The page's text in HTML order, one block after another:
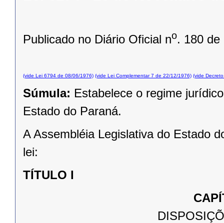
Publicado no Diário Oficial no. 180 de
(vide Lei 6794 de 08/06/1976) (vide Lei Complementar 7 de 22/12/1976) (vide
Súmula: Estabelece o regime
Estado do Paraná.
A Assembléia Legislativa do Estado
lei:
TÍTULO I